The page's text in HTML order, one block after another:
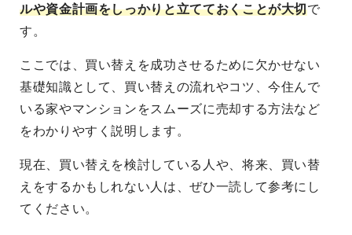
ルや資金計画をしっかりと立てておくことが大切で
す。
ここでは、買い替えを成功させるために欠かせない
基礎知識として、買い替えの流れやコツ、今住んで
いる家やマンションをスムーズに売却する方法など
をわかりやすく説明します。
現在、買い替えを検討している人や、将来、買い替
えをするかもしれない人は、ぜひ一読して参考にし
てください。